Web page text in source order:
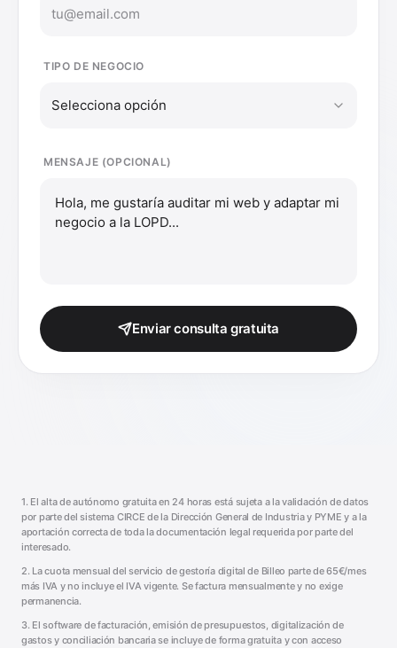
TIPO DE NEGOCIO
Selecciona opción
MENSAJE (OPCIONAL)
Enviar consulta gratuita
1. El alta de autónomo gratuita en 24 horas está sujeta a la validación de datos
por parte del sistema CIRCE de la Dirección General de Industria y PYME y a la
aportación correcta de toda la documentación legal requerida por parte del
interesado.
2. La cuota mensual del servicio de gestoría digital de Billeo parte de 65€/mes
más IVA y no incluye el IVA vigente. Se factura mensualmente y no exige
permanencia.
3. El software de facturación, emisión de presupuestos, digitalización de
gastos y conciliación bancaria se incluye de forma gratuita y con acceso